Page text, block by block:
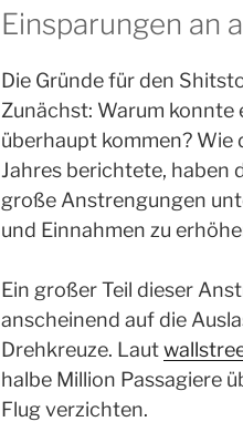
Einsparungen an
Die Gründe für den
Zunächst: Warum konnte
überhaupt kommen? Wie
Jahres berichtete, haben
große Anstrengungen
und Einnahmen zu
Ein großer Teil dieser
anscheinend auf die
Drehkreuze. Laut
halbe Million Passagiere
Flug verzichten.